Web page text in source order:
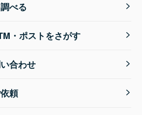
べる
・ポストをさがす
合わせ
頼